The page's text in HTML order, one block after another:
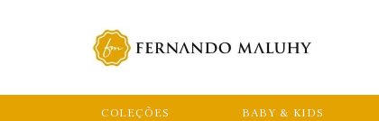
COLEÇÕES BABY & KIDS